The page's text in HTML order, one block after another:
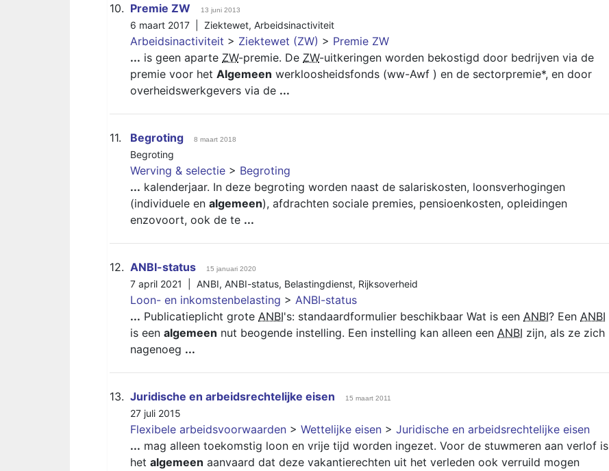
10. Premie ZW 13 juni 2013
6 maart 2017 | Ziektewet, Arbeidsinactiviteit
Arbeidsinactiviteit > Ziektewet (ZW) > Premie ZW
... is geen aparte ZW-premie. De ZW-uitkeringen worden bekostigd door bedrijven via de
premie voor het Algemeen werkloosheidsfonds (ww-Awf ) en de sectorpremie*, en door
overheidswerkgevers via de ...
11. Begroting 8 maart 2018
Begroting
Werving & selectie > Begroting
... kalenderjaar. In deze begroting worden naast de salariskosten, loonsverhogingen
(individuele en algemeen), afdrachten sociale premies, pensioenkosten, opleidingen
enzovoort, ook de te ...
12. ANBI-status 15 januari 2020
7 april 2021 | ANBI, ANBI-status, Belastingdienst, Rijksoverheid
Loon- en inkomstenbelasting > ANBI-status
... Publicatieplicht grote ANBI's: standaardformulier beschikbaar Wat is een ANBI? Een ANBI
is een algemeen nut beogende instelling. Een instelling kan alleen een ANBI zijn, als ze zich
nagenoeg ...
13. Juridische en arbeidsrechtelijke eisen 15 maart 2011
27 juli 2015
Flexibele arbeidsvoorwaarden > Wettelijke eisen > Juridische en arbeidsrechtelijke eisen
... mag alleen toekomstig loon en vrije tijd worden ingezet. Voor de stuwmeren aan verlof is
het algemeen aanvaard dat deze vakantierechten uit het verleden ook verruild mogen